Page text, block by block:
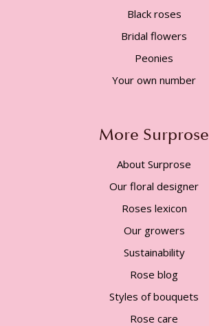
Black roses
Bridal flowers
Peonies
Your own number
More Surprose
About Surprose
Our floral designer
Roses lexicon
Our growers
Sustainability
Rose blog
Styles of bouquets
Rose care